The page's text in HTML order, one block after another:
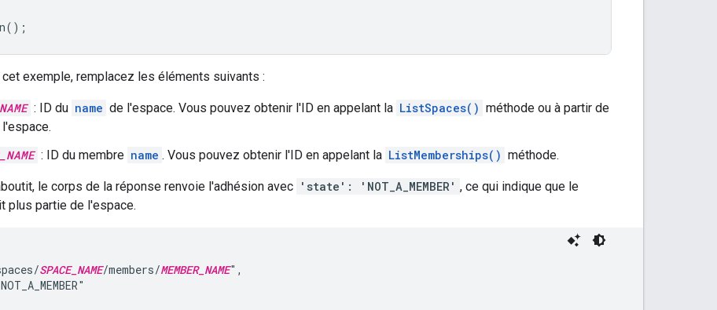
();
cet exemple, remplacez les éléments suivants :
: ID du name de l'espace. Vous pouvez obtenir l'ID en appelant la ListSpaces() méthode ou à partir de
l'espace.
: ID du membre name . Vous pouvez obtenir l'ID en appelant la ListMemberships() méthode.
le corps de la réponse renvoie l'adhésion avec 'state': 'NOT_A_MEMBER' , ce qui indique que le
plus partie de l'espace.
SPACE_NAME/members/MEMBER_NAME",